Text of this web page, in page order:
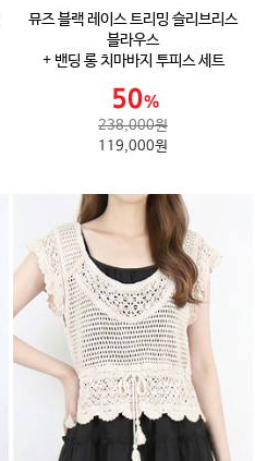
뮤즈 블랙 레이스 트리밍 슬리브리스
블라우스
+ 밴딩 롱 치마바지 투피스 세트
238,000원
119,000원